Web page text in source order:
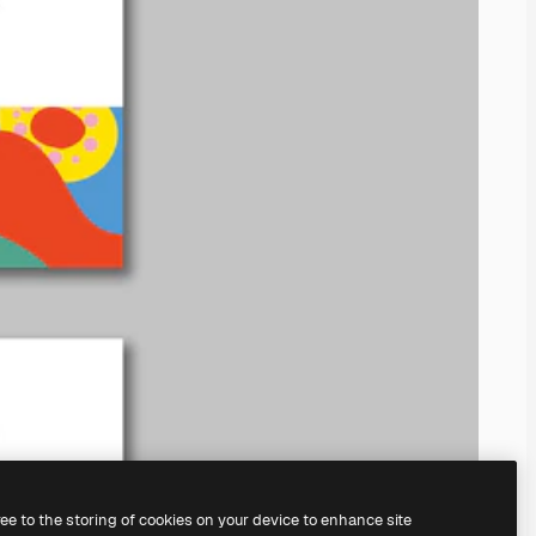
to the storing of cookies on your device to enhance site